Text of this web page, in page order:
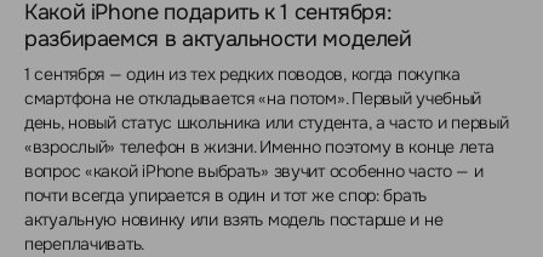
Какой iPhone подарить к 1 сентября:
разбираемся в актуальности моделей
1 сентября — один из тех редких поводов, когда покупка
смартфона не откладывается «на потом». Первый учебный
день, новый статус школьника или студента, а часто и первый
«взрослый» телефон в жизни. Именно поэтому в конце лета
вопрос «какой iPhone выбрать» звучит особенно часто — и
почти всегда упирается в один и тот же спор: брать
актуальную новинку или взять модель постарше и не
переплачивать.